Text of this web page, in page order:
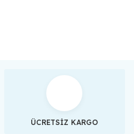
ÜCRETSİZ KARGO